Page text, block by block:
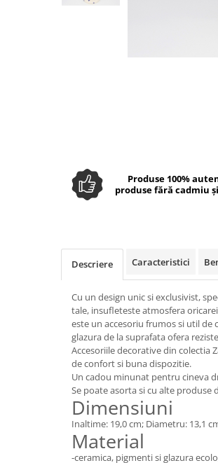
Colectia Little Flowers
Colectia Berries
Colectia Morning Glory
Colectia Blue Sea
Colectia Wild Hearts
Colectia Blue Spring
Produse 100%
produse fără cadmiu
Descriere Caracteristici
Cu un design unic si exclusivist,
tale, insufleteste atmosfera
este un accesoriu frumos si util
glazura de la suprafata ofera
Accesoriile decorative din colectia
de confort si buna dispozitie.
Un cadou minunat pentru cineva
Se poate asorta si cu alte produse
Dimensiuni
Inaltime: 19,0 cm; Diametru: 13,1
Material
-ceramica, pigmenti si glazura